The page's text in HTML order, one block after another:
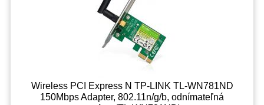
Wireless PCI Express N TP-LINK TL-WN781ND
150Mbps Adapter, 802.11n/g/b, odnímateľná